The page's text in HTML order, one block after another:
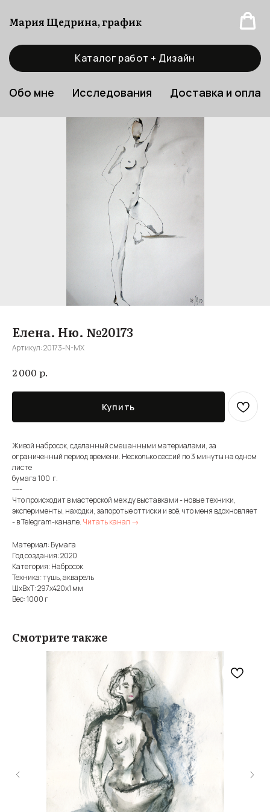
Мария Щедрина, график
Каталог работ + Дизайн
Обо мне Исследования Доставка и
Елена. Ню. №20173
Артикул:20173-N-MX
2 000 р.
Купить
Живой набросок, сделанный смешанными материалами, за
ограниченный период времени. Несколько сессий по 3 минуты на одном
листе
бумага 100 г.
-----
Что происходит в мастерской между выставками - новые техники,
эксперименты, находки, запоротые оттиски и всё, что меня вдохновляет
- в Telegram-канале. Читать канал →
Материал: Бумага
Год создания: 2020
Категория: Набросок
Техника: тушь, акварель
ШxВxТ: 297x420x1 мм
Вес: 1000 г
Смотрите также